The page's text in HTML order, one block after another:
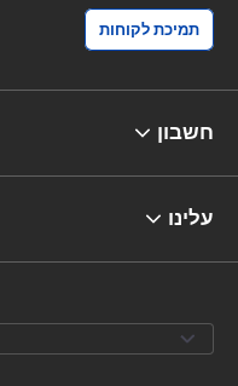
תמיכת לקוחות
חשבון
עלינו